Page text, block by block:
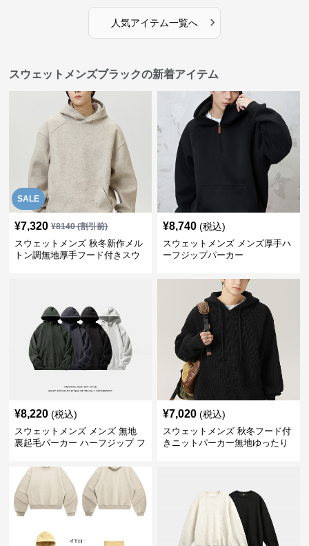
人気アイテム一覧へ ›
スウェットメンズブラックの新着アイテム
SALE
¥7,320 ¥8140(割引前)
スウェットメンズ 秋冬新作メル
トン調無地厚手フード付きスウ
¥8,740 (税込)
スウェットメンズ メンズ厚手ハ
ーフジップパーカー
¥8,220 (税込)
スウェットメンズ メンズ 無地
裏起毛パーカー ハーフジップ フ
¥7,020 (税込)
スウェットメンズ 秋冬フード付
きニットパーカー無地ゆったり